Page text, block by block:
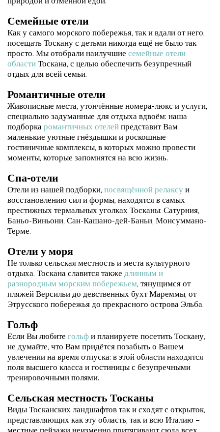
природой и отменной едой.
Семейные отели
Как у самого морского побережья, так и вдали от него,
посещать Тоскану с детьми никогда ещё не было так
просто. Мы отобрали наилучшие семейные отели
области Тоскана, с целью обеспечить безупречный
отдых для всей семьи.
Романтичные отели
Живописные места, утончённые номера-люкс и услуги,
специально задуманные для отдыха вдвоём: наша
подборка романтичных отелей представит Вам
маленькие уютные гнёздышки и роскошные
гостиничные комплексы, в которых можно провести
моменты, которые запомнятся на всю жизнь.
Спа-отели
Отели из нашей подборки, посвящённой релаксу и
восстановлению сил и формы, находятся в самых
престижных термальных уголках Тосканы: Сатурния,
Баньо-Виньони, Сан-Кашано-дей-Баньи, Монсуммано-
Терме.
Отели у моря
Не только сельская местность и места культурного
отдыха. Тоскана славится также длинным и
разнородным морским побережьем, тянущимся от
пляжей Версильи до девственных бухт Мареммы, от
Этрусского побережья до прекрасного острова Эльба.
Гольф
Если Вы любите гольф и планируете посетить Тоскану,
не думайте, что Вам придётся позабыть о Вашем
увлечении на время отпуска: в этой области находятся
поля высшего класса и гостиницы с безупречными
тренировочными полями.
Сельская местность Тосканы
Виды Тосканских ландшафтов так и сходят с открыток,
представляющих как эту область, так и всю Италию –